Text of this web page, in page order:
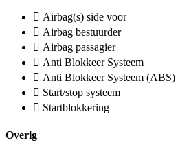
Airbag(s) side voor
Airbag bestuurder
Airbag passagier
Anti Blokkeer Systeem
Anti Blokkeer Systeem (ABS)
Start/stop systeem
Startblokkering
Overig